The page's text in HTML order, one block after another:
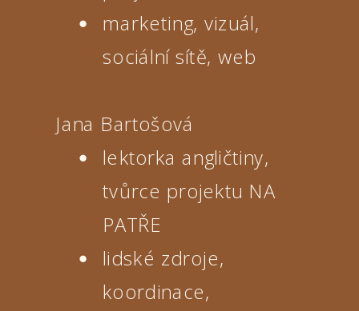
marketing, vizuál,
sociální sítě, web
Jana Bartošová
lektorka angličtiny,
tvůrce projektu NA
PATŘE
lidské zdroje,
koordinace,